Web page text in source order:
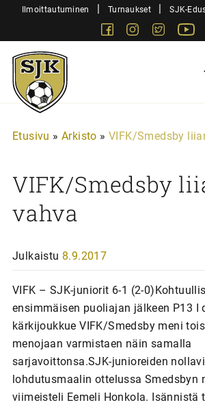
SiirryIlmoittautuminen | Turnaukset | SJK-
FacebookInstagram
Twitter
Sjk-
Juniorit
Etusivu » Arkisto » VIFK/Smedsby
VIFK/Smedsby
vahva
Julkaistu 8.9.2017
VIFK – SJK-juniorit 6-1 (2-
ensimmäisen puoliajan jälkeen P13 I
kärkijoukkue VIFK/Smedsby meni
menojaan varmistaen näin samalla
sarjavoittonsa.SJK-junioreiden
lohdutusmaalin ottelussa Smedsbyn
viimeisteli Eemeli Honkola. Isännistä